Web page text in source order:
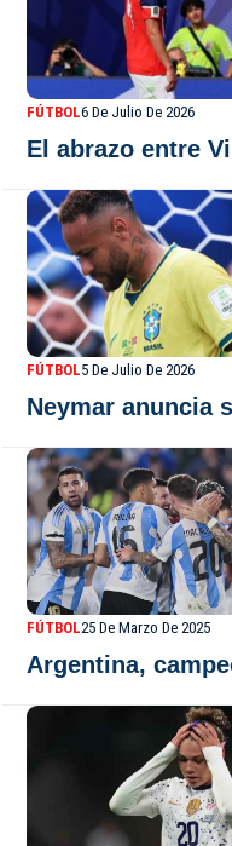
FÚTBOL6 De Julio De 2026
El abrazo entre
FÚTBOL5 De Julio De 2026
Neymar anuncia
FÚTBOL25 De Marzo De 2025
Argentina,